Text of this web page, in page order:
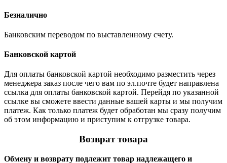
Безналично
Банковским переводом по выставленному счету.
Банковской картой
Для оплаты банковской картой необходимо разместить через
менеджера заказ после чего вам по эл.почте будет направлена
ссылка для оплаты банковской картой. Перейдя по указанной
ссылке вы сможете ввести данные вашей карты и мы получим
платеж. Как только платеж будет обработан мы сразу получим
об этом информацию и приступим к отгрузке товара.
Возврат товара
Обмену и возврату подлежит товар надлежащего и